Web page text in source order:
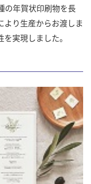
の年賀状印刷物を長
り生産からお渡しま
実現しました。